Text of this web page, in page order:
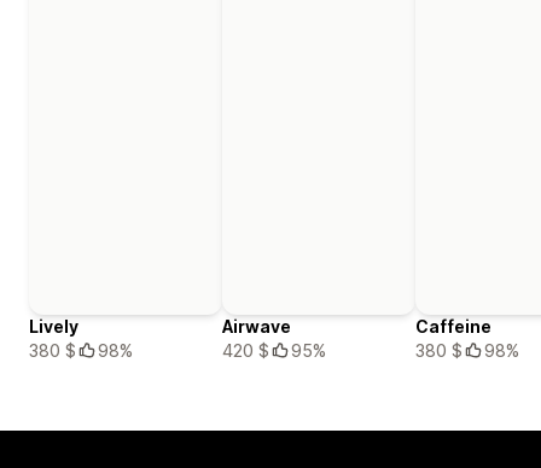
Lively
380 $
98%
Airwave
420 $
95%
Caffeine
380 $
98%